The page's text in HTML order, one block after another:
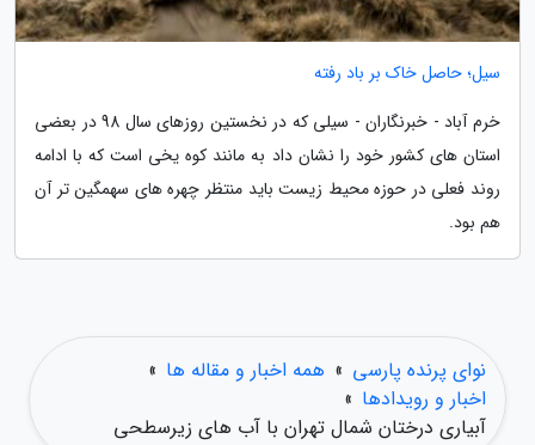
سیل؛ حاصل خاک بر باد رفته
خرم آباد - خبرنگاران - سیلی که در نخستین روزهای سال 98 در بعضی
استان های کشور خود را نشان داد به مانند کوه یخی است که با ادامه
روند فعلی در حوزه محیط زیست باید منتظر چهره های سهمگین تر آن
هم بود.
نوای پرنده پارسی » همه اخبار و مقاله ها »
اخبار و رویدادها »
آبیاری درختان شمال تهران با آب های زیرسطحی